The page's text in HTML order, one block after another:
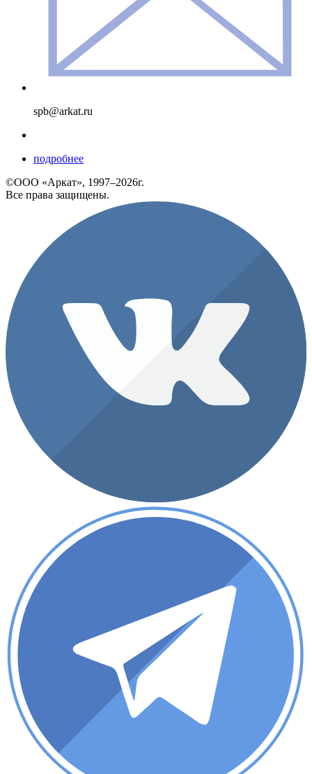
spb@arkat.ru
подробнее
©ООО «Аркат», 1997–2026г.
Все права защищены.